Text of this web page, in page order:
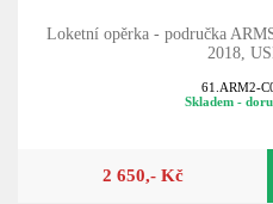
Loketní opěrka - područka
2018,
61.ARM2-
Skladem -
2 650,- Kč